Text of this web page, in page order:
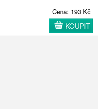
Cena: 193 Kč
KOUPIT